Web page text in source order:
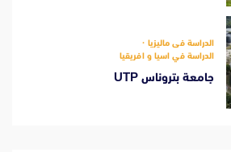
الدراسة فى ماليزيا
الدراسة في اسيا و افريقيا
جامعة بتروناس UTP